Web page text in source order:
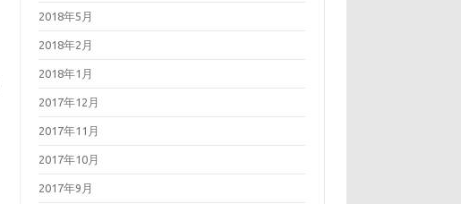
2018年5月
2018年2月
2018年1月
2017年12月
2017年11月
2017年10月
2017年9月